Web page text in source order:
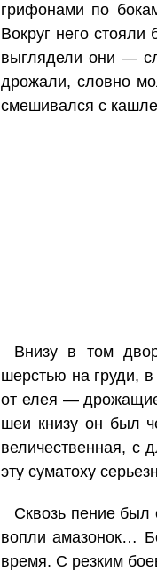
грифонами по
Вокруг него
выглядели они —
дрожали, словно
смешивался с
Внизу в том
шерстью на груди,
от елея —
шеи книзу он был
величественная, с
эту суматоху
Сквозь пение был
вопли амазонок…
время. С резким